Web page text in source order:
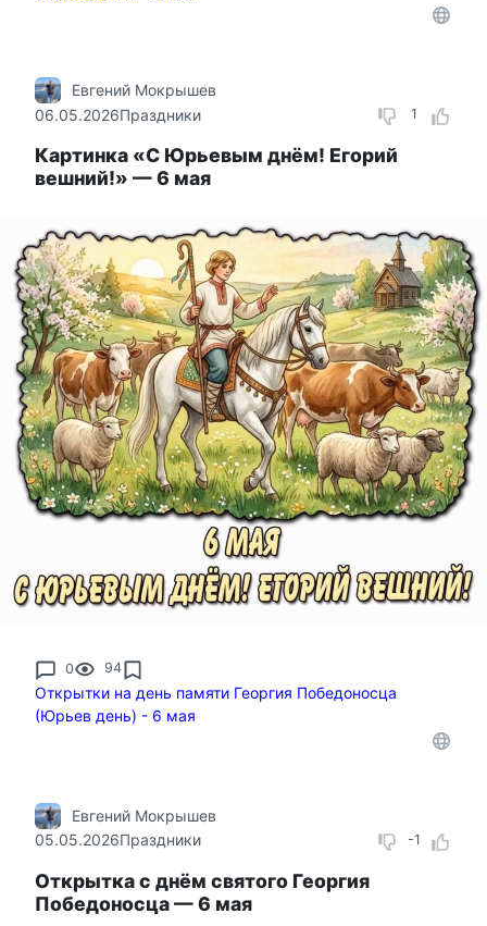
1
Евгений Мокрышев
06.05.2026Праздники
Картинка «С Юрьевым днём! Егорий
вешний!» — 6 мая
0 94
Открытки на день памяти Георгия Победоносца
(Юрьев день) - 6 мая
-1
Евгений Мокрышев
05.05.2026Праздники
Открытка с днём святого Георгия
Победоносца — 6 мая